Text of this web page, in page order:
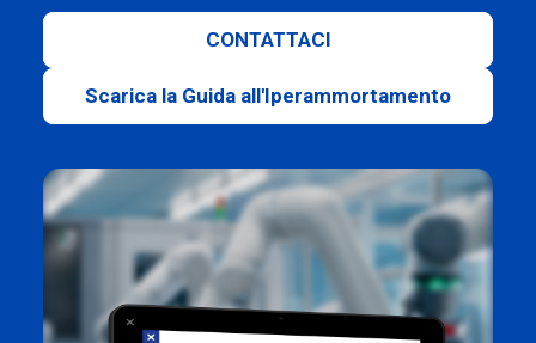
CONTATTACI
Scarica la Guida all'Iperammortamento